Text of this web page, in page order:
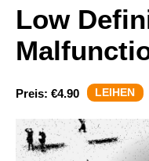
Events
So
Low
Preis: €4.90 LEIHEN